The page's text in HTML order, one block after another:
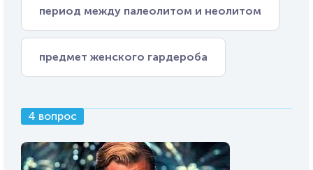
период между палеолитом и неолитом
предмет женского гардероба
4 вопрос